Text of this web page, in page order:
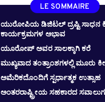
LE SOMMAIRE
ಯುರೋಪಿಯ ಡಿಜಿಟಲ್ ದ್ರಷ್ಟಿ ಸಾಧನ
ಕಾರ್ಯಕ್ರಮಗಳ ಅಭಾವ
ಯೂರೋಪ್ ಅವರ ಸಾಲಕ್ಕಾಗಿ ಕರೆ
ಮುಖ್ಯವಾದ ತಂತ್ರಾಂಶಗಳಲ್ಲಿ ಮೂರು
ಅಮೆರಿಕದೊಂದಿಗೆ ಸ್ಪರ್ಧಾತ್ಮಕ ಉತ್ಸಾಹ
ಅಂತರರಾಷ್ಟ್ರೀಯ ಸಹಕಾರದ